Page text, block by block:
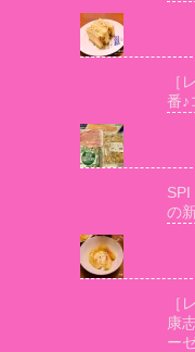
［
番♪
SPI
の
［
康
ー